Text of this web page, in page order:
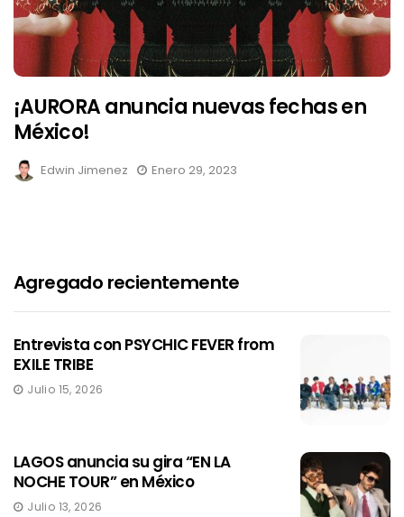
¡AURORA anuncia nuevas fechas en
México!
Edwin Jimenez Enero 29, 2023
Agregado recientemente
Entrevista con PSYCHIC FEVER from
EXILE TRIBE
Julio 15, 2026
LAGOS anuncia su gira “EN LA
NOCHE TOUR” en México
Julio 13, 2026